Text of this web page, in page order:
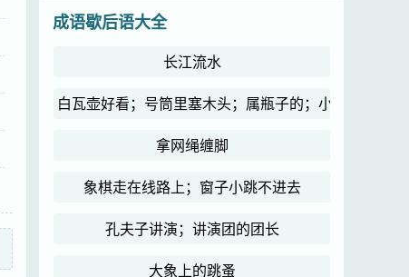
成语歇后语大全
长江流水
白瓦壶好看；号筒里塞木头；属瓶子的；小和尚念经
拿网绳缠脚
象棋走在线路上；窗子小跳不进去
孔夫子讲演；讲演团的团长
大象上的跳蚤